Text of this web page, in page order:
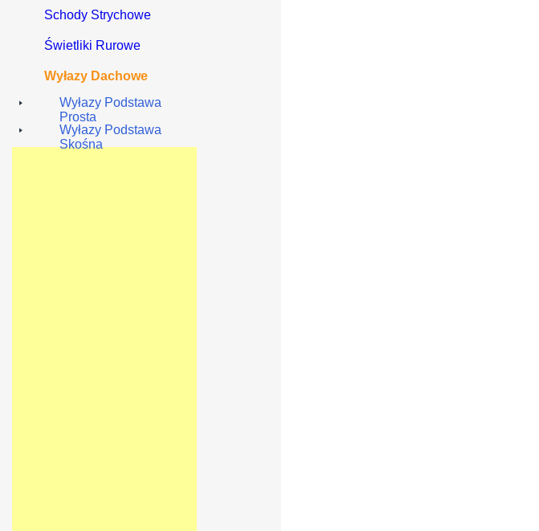
Schody Strychowe
Świetliki Rurowe
Wyłazy Dachowe
Wyłazy Podstawa
Prosta
Wyłazy Podstawa
Skośna